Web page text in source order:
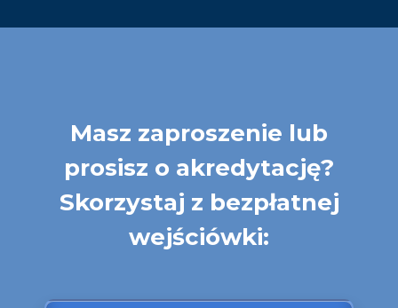
Masz zaproszenie lub
prosisz o akredytację?
Skorzystaj z bezpłatnej
wejściówki: